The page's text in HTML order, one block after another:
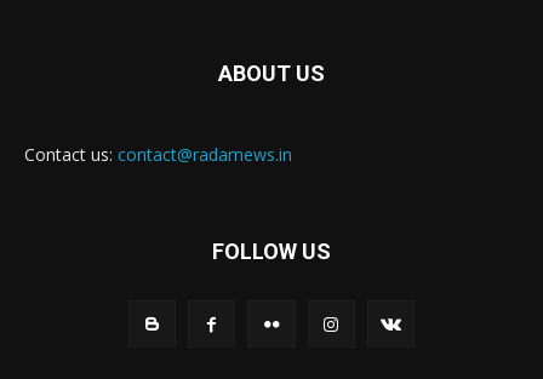
ABOUT US
Contact us: contact@radarnews.in
FOLLOW US